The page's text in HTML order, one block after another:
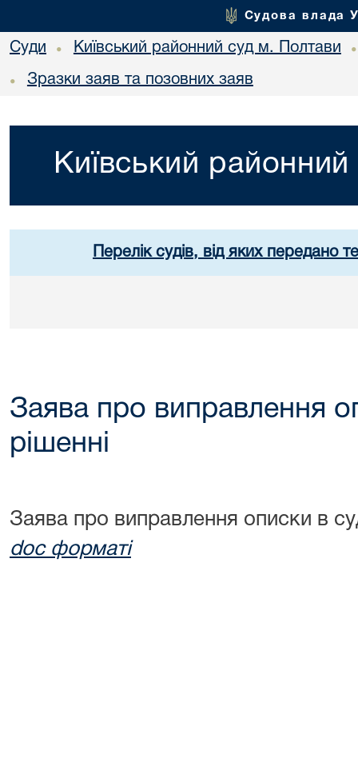
Судова влада
Суди • Київський районний суд м. Полтави •
• Зразки заяв та позовних заяв
Київський
Перелік судів, від яких передано
Заява про виправлення
рішенні
Заява про виправлення описки в
doc форматі